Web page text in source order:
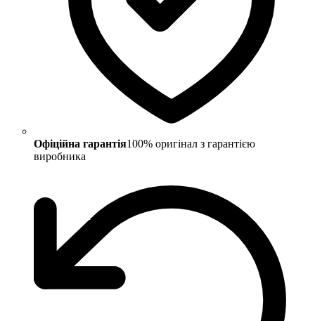
Офіційна гарантія100% оригінал з гарантією
виробника